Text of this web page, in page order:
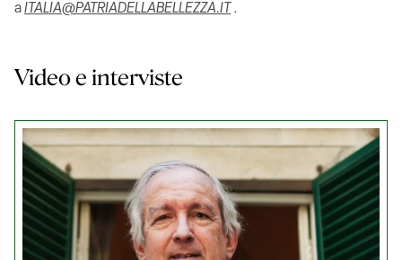
aITALIA@PATRIADELLABELLEZZA.IT .
Video e interviste